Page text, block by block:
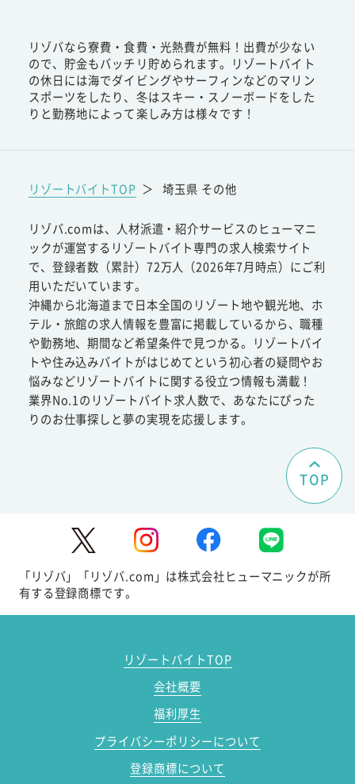
リゾバなら寮費・食費・光熱費が無料！出費が少ない
ので、貯金もバッチリ貯められます。リゾートバイト
の休日には海でダイビングやサーフィンなどのマリン
スポーツをしたり、冬はスキー・スノーボードをした
りと勤務地によって楽しみ方は様々です！
リゾートバイトTOP ＞ 埼玉県 その他
リゾバ.comは、人材派遣・紹介サービスのヒューマニ
ックが運営するリゾートバイト専門の求人検索サイト
で、登録者数（累計）72万人（2026年7月時点）にご利
用いただいています。
沖縄から北海道まで日本全国のリゾート地や観光地、ホ
テル・旅館の求人情報を豊富に掲載しているから、職種
や勤務地、期間など希望条件で見つかる。リゾートバイ
トや住み込みバイトがはじめてという初心者の疑問やお
悩みなどリゾートバイトに関する役立つ情報も満載！
業界No.1のリゾートバイト求人数で、あなたにぴった
りのお仕事探しと夢の実現を応援します。
TOP
「リゾバ」「リゾバ.com」は株式会社ヒューマニックが所
有する登録商標です。
リゾートバイトTOP
会社概要
福利厚生
プライバシーポリシーについて
登録商標について